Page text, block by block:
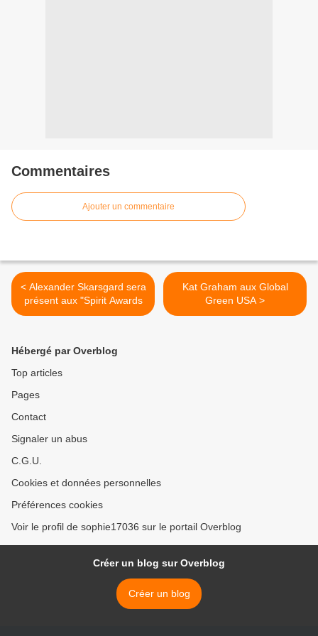
Commentaires
Ajouter un commentaire
< Alexander Skarsgard sera
présent aux "Spirit Awards
Kat Graham aux Global
Green USA >
Hébergé par Overblog
Top articles
Pages
Contact
Signaler un abus
C.G.U.
Cookies et données personnelles
Préférences cookies
Voir le profil de sophie17036 sur le portail Overblog
Créer un blog sur Overblog
Créer un blog